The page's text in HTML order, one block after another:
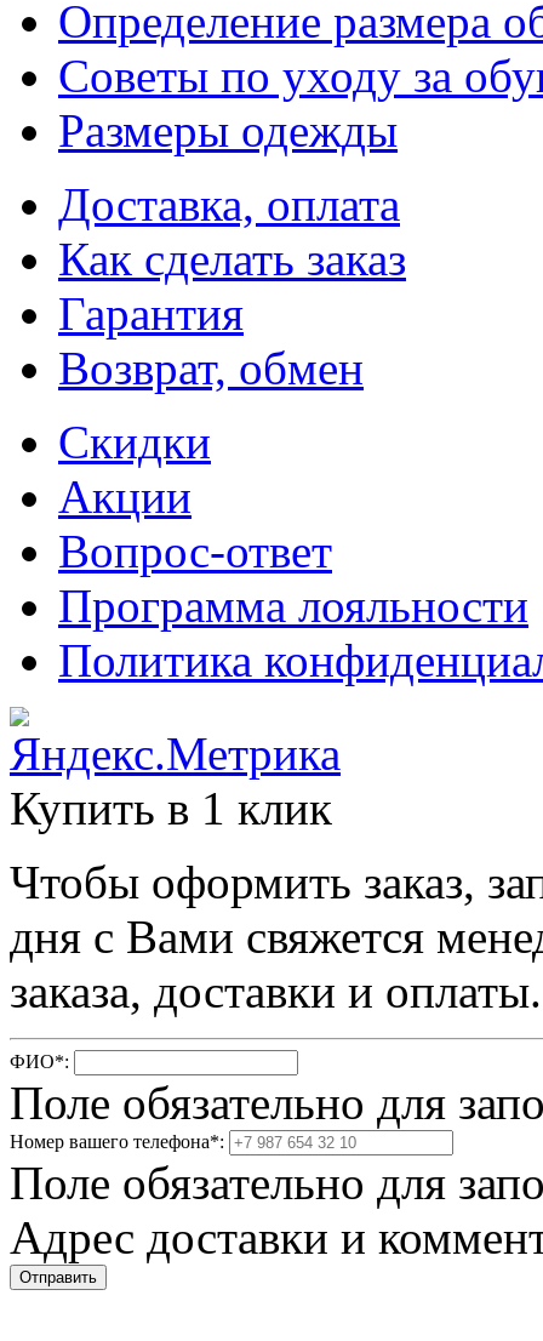
Определение размера
Советы по уходу за
Размеры одежды
Доставка, оплата
Как сделать заказ
Гарантия
Возврат, обмен
Скидки
Акции
Вопрос-ответ
Программа лояльности
Политика
Купить в 1 клик
Чтобы оформить заказ,
дня с Вами свяжется
заказа, доставки и оплаты.
ФИО*:
Поле обязательно для
Номер вашего телефона*:
Поле обязательно для
Адрес доставки и